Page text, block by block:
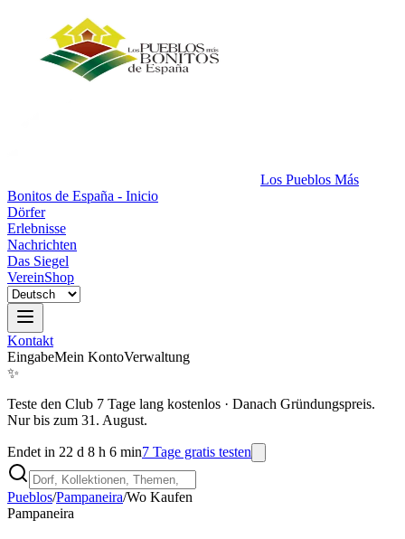
Los Pueblos Más
Bonitos de España - Inicio
Dörfer
Erlebnisse
Nachrichten
Das Siegel
VereinShop
Kontakt
EingabeMein KontoVerwaltung
✨
Teste den Club 7 Tage lang kostenlos · Danach Gründungspreis.
Nur bis zum 31. August.
Endet in 22 d 8 h 6 min7 Tage gratis testen
Pueblos/Pampaneira/Wo Kaufen
Pampaneira